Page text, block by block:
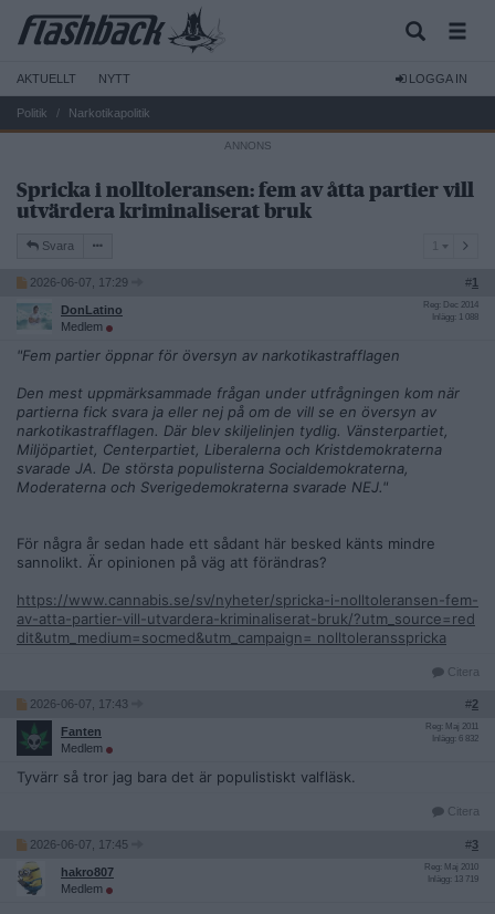
AKTUELLT NYTT LOGGA IN
Politik Narkotikapolitik
Spricka i nolltoleransen: fem av åtta partier vill
utvärdera kriminaliserat bruk
Svara
2026-06-07, 17:29 #1
DonLatino
Medlem
Reg: Dec 2014
Inlägg: 1 088
"Fem partier öppnar för översyn av narkotikastrafflagen
Den mest uppmärksammade frågan under utfrågningen kom när
partierna fick svara ja eller nej på om de vill se en översyn av
narkotikastrafflagen. Där blev skiljelinjen tydlig. Vänsterpartiet,
Miljöpartiet, Centerpartiet, Liberalerna och Kristdemokraterna
svarade JA. De största populisterna Socialdemokraterna,
Moderaterna och Sverigedemokraterna svarade NEJ."
För några år sedan hade ett sådant här besked känts mindre
sannolikt. Är opinionen på väg att förändras?
https://www.cannabis.se/sv/nyheter/spricka-i-nolltoleransen-fem-
av-atta-partier-vill-utvardera-kriminaliserat-bruk/?utm_source=red
dit&utm_medium=socmed&utm_campaign= nolltoleransspricka
Citera
2026-06-07, 17:43 #2
Fanten
Medlem
Reg: Maj 2011
Inlägg: 6 832
Tyvärr så tror jag bara det är populistiskt valfläsk.
Citera
2026-06-07, 17:45 #3
hakro807
Medlem
Reg: Maj 2010
Inlägg: 13 719